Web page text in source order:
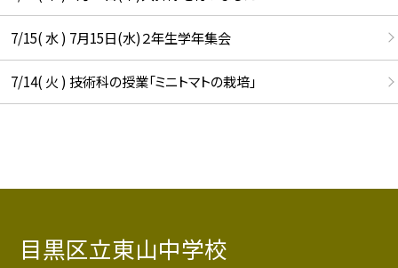
7/15( 水 ) 7月15日(水)２年生学年集会
7/14( 火 ) 技術科の授業「ミニトマトの栽培」
目黒区立東山中学校